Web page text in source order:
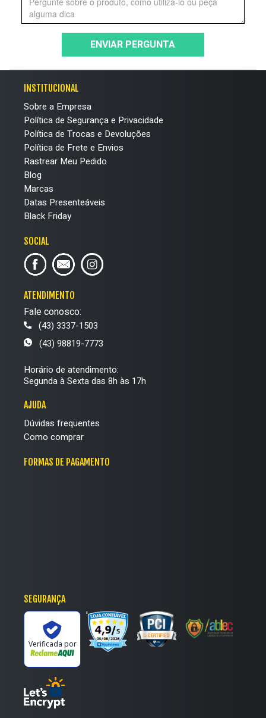
ENVIAR PERGUNTA
INSTITUCIONAL
Sobre a Empresa
Política de Segurança e Privacidade
Política de Trocas e Devoluções
Política de Frete e Envios
Rastrear Meu Pedido
Blog
Marcas
Datas Presenteáveis
Black Friday
SOCIAL
ATENDIMENTO
Fale conosco:
(43) 3337-1503
(43) 98819-7773
Horário de atendimento:
Segunda à Sexta das 8h às 17h
AJUDA
Dúvidas frequentes
Como comprar
FORMAS DE PAGAMENTO
SEGURANÇA
Verificada por
'